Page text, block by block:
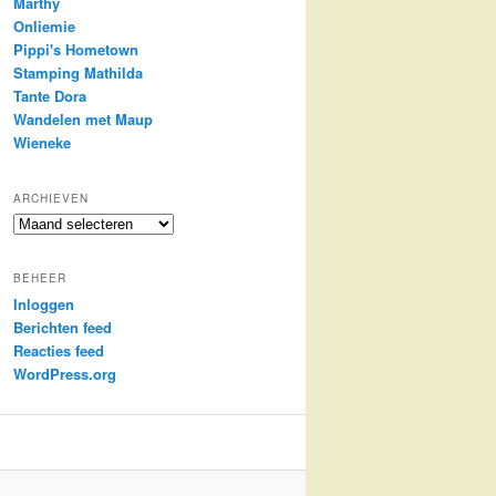
Onliemie
Pippi's Hometown
Stamping Mathilda
Tante Dora
Wandelen met Maup
Wieneke
ARCHIEVEN
Archieven
BEHEER
Inloggen
Berichten feed
Reacties feed
WordPress.org